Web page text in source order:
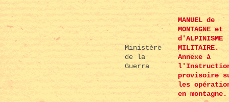
Ministère
de la
Guerra
MANUEL de
MONTAGNE et
d'ALPINISME
MILITAIRE.
Annexe à
provisoire
les
en montagne.